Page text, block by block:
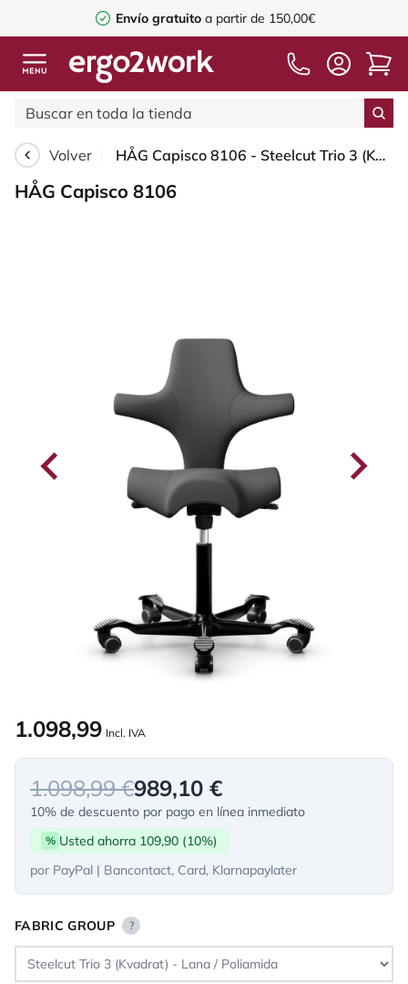
Envío gratuito a partir de 150,00€
Volver HÅG Capisco 8106 - Steelcut Trio 3 (Kvadrat) - Lana / Poliamida - STT383 - Charcoal - Black - 150mm (seat height 40–55cm) - Soft castors for hard floors
HÅG Capisco 8106
1.098,99 Incl. IVA
1.098,99 €989,10 €
10% de descuento por pago en línea inmediato
% Usted ahorra 109,90 (10%)
por PayPal | Bancontact, Card, Klarnapaylater
FABRIC GROUP ?